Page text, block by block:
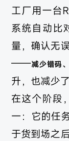
工厂用一台
系统自动比
量，确认无
——减少错码
升，也减少
在这个阶段
一：它的任
于货到场之